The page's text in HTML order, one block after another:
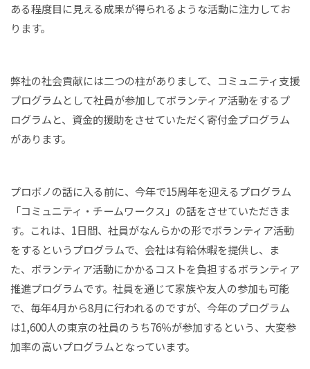
ある程度目に見える成果が得られるような活動に注力してお
ります。
弊社の社会貢献には二つの柱がありまして、コミュニティ支援
プログラムとして社員が参加してボランティア活動をするプ
ログラムと、資金的援助をさせていただく寄付金プログラム
があります。
プロボノの話に入る前に、今年で15周年を迎えるプログラム
「コミュニティ・チームワークス」の話をさせていただきま
す。これは、1日間、社員がなんらかの形でボランティア活動
をするというプログラムで、会社は有給休暇を提供し、ま
た、ボランティア活動にかかるコストを負担するボランティア
推進プログラムです。社員を通じて家族や友人の参加も可能
で、毎年4月から8月に行われるのですが、今年のプログラム
は1,600人の東京の社員のうち76％が参加するという、大変参
加率の高いプログラムとなっています。